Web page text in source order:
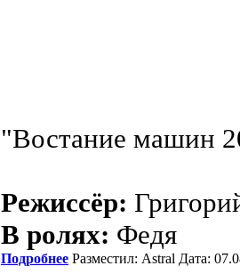
"Востание машин
Режиссёр:
В ролях: Федя
Подробнее Разместил: Astral Дата: